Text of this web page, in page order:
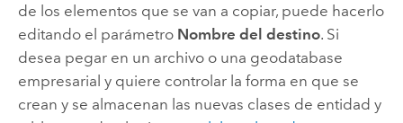
de los elementos que se van a copiar, puede hacerlo
editando el parámetro Nombre del destino. Si
desea pegar en un archivo o una geodatabase
empresarial y quiere controlar la forma en que se
crean y se almacenan las nuevas clases de entidad y